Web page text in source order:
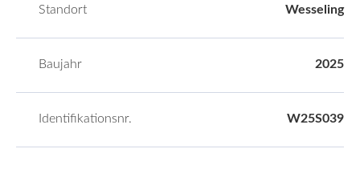
Standort Wesseling
Baujahr 2025
Identifikationsnr. W25S039